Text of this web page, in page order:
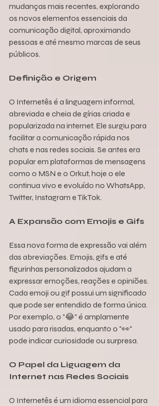
mudanças mais recentes, explorando
os novos elementos essenciais da
comunicação digital, aproximando
pessoas e até mesmo marcas de seus
públicos.
Definição e Origem
O Internetês é a linguagem informal,
abreviada e cheia de gírias criada e
popularizada na internet. Ele surgiu para
facilitar a comunicação rápida nos
chats e nas redes sociais. Se antes era
popular em plataformas de mensagens
como o MSN e o Orkut, hoje o ele
continua vivo e evoluído no WhatsApp,
Twitter, Instagram e TikTok.
A Expansão com Emojis e Gifs
Essa nova forma de expressão vai além
das abreviações. Emojis, gifs e até
figurinhas personalizados ajudam a
expressar emoções, reações e opiniões.
Cada emoji ou gif possui um significado
que pode ser entendido de forma única.
Por exemplo, o "😂" é amplamente
usado para risadas, enquanto o "👀"
pode indicar curiosidade ou surpresa.
O Papel da Liguagem da
Internet nas Redes Sociais
O Internetês é um idioma essencial para